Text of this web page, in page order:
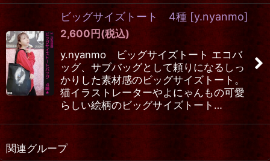
ビッグサイズトート 4種 [y.nyanmo]
2,600円(税込)
y.nyanmo ビッグサイズトート エコバ
ッグ、サブバッグとして頼りになるしっ
かりした素材感のビッグサイズトート。
猫イラストレーターやよにゃんもの可愛
らしい絵柄のビッグサイズトート…
関連グループ